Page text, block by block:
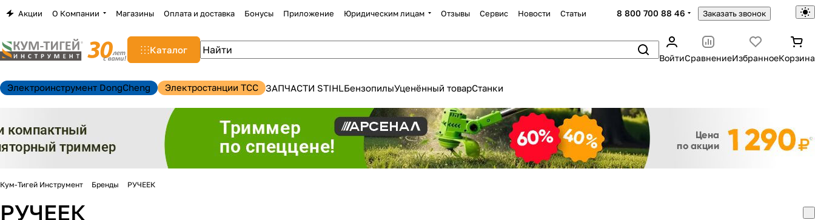
Акции О Компании Магазины Оплата и доставка Бонусы Приложение Юридическим лицам Отзывы Сервис Новости Статьи 8 800 700 88 46 Заказать звонок
Каталог
ВойтиСравнениеИзбранноеКорзина
Электроинструмент DongCheng Электростанции TCC ЗАПЧАСТИ STIHLБензопилыУценённый товарСтанки
Кум-Тигей Инструмент Бренды РУЧЕЕК
РУЧЕЕК
Для клиентов всех банков